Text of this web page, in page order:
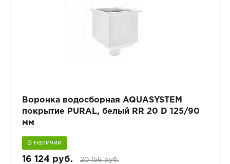
Воронка водосборная AQUASYSTEM
покрытие PURAL, белый RR 20 D 125/90
мм
В наличии
16 124 руб. 20 156 руб.